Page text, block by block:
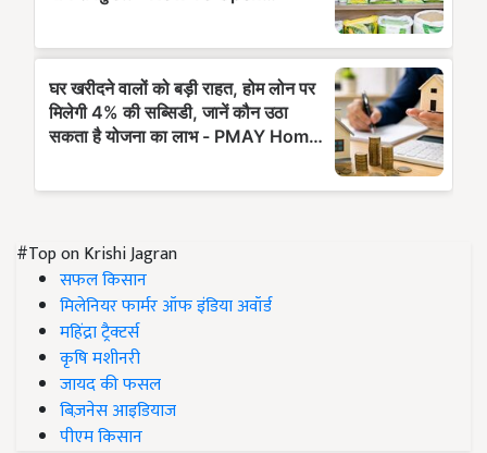
#Top on Krishi Jagran
सफल किसान
मिलेनियर फार्मर ऑफ इंडिया अवॉर्ड
महिंद्रा ट्रैक्टर्स
कृषि मशीनरी
जायद की फसल
बिज़नेस आइडियाज
पीएम किसान